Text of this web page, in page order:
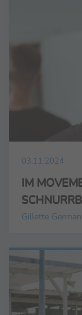
03.11.2024
IM
Gillette